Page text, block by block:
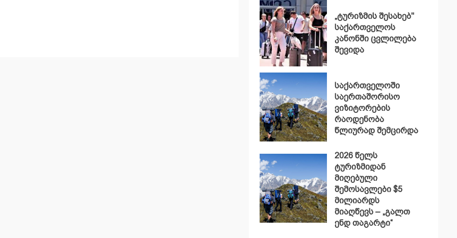
„ტურიზმის შესახებ"
საქართველოს
კანონში ცვლილება
შევიდა
საქართველოში
საერთაშორისო
ვიზიტორების
რაოდენობა
წლიურად შემცირდა
2026 წელს
ტურიზმიდან
მიღებული
შემოსავლები $5
მილიარდს
მიაღწევს – „გალთ
ენდ თაგარტი“